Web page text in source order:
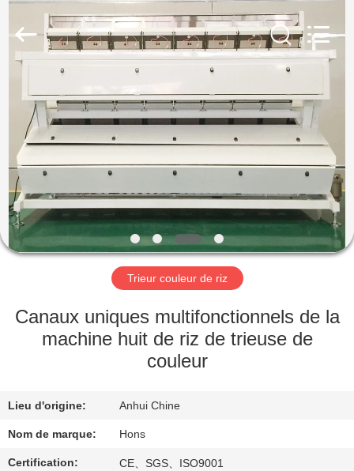
PRODUITS
AU
SUJET
DE
NOUS
VISITE
D'USINE
DE
QUALITÉ
Optoelectronic
High-
tech
Rights
Trieur couleur de riz
Canaux uniques multifonctionnels de la
machine huit de riz de trieuse de
couleur
Lieu d'origine: Anhui Chine
Nom de marque: Hons
Certification: CE、SGS、ISO9001